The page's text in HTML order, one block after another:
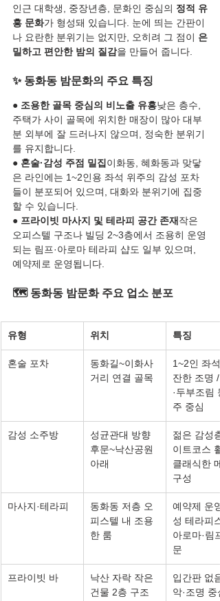
인근 대학생, 중장년층, 문화인 중심의 정적 유
흥 문화가 형성돼 있습니다. 눈에 띄는 간판이
나 요란한 분위기는 없지만, 오히려 그 점이 은
밀하고 편안한 밤의 질감을 만들어 줍니다.
✨ 동화동 밤문화의 주요 특징
● 조용한 골목 중심의 비노출 유흥낮은 층수,
주택가 사이 골목에 위치한 매장이 많아 대부
분 외부에 잘 드러나지 않으며, 정숙한 분위기
를 유지합니다.
● 혼술·감성 주점 밀집 이화동, 혜화동과 맞닿
은 라인에는 1~2인용 좌석 위주의 감성 포차
들이 분포되어 있으며, 대화와 분위기에 집중
할 수 있습니다.
● 프라이빗 마사지 및 테라피 공간 존재 작은
오피스텔 구조나 빌딩 2~3층에서 조용히 운영
되는 림프·아로마 테라피 샵도 일부 있으며,
예약제로 운영됩니다.
🗺️ 동화동 밤문화 주요 업소 분포
유형 위치 특징
혼술 포차
동화길~이화사
거리 연결 골목
1~2인 좌석
잔한 조명 /
·두부조림
주 중심
감성 소주방
성균관대 방향
후문~낙산공원
아래
젊은 감성
이트코스
클래식한
구성
마사지·테라피
동화동 저층 오
피스텔 내 조용
한 룸
예약제 운
성 테라피
아로마·림
문
프라이빗 바
낙산 자락 작은
건물 2층 구조
입간판 없
악·조명 중